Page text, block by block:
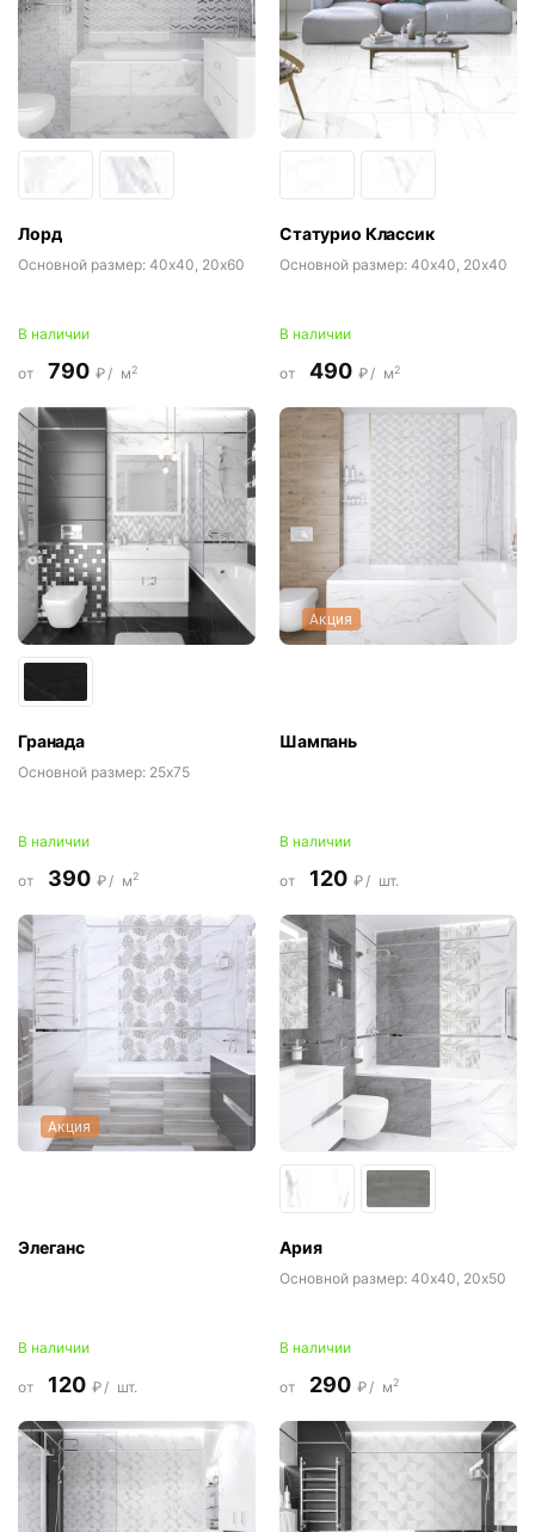
Лорд
Основной размер: 40x40, 20x60
В наличии
от 790 ₽/ м2
Статурио Классик
Основной размер: 40x40, 20x40
В наличии
от 490 ₽/ м2
Гранада
Основной размер: 25x75
В наличии
от 390 ₽/ м2
Акция
Шампань
В наличии
от 120 ₽/ шт.
Акция
Элеганс
В наличии
от 120 ₽/ шт.
Ария
Основной размер: 40x40, 20x50
В наличии
от 290 ₽/ м2